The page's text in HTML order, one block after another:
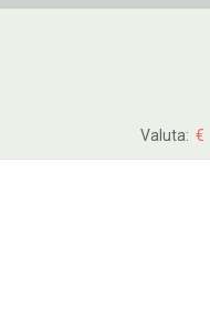
Valuta: €